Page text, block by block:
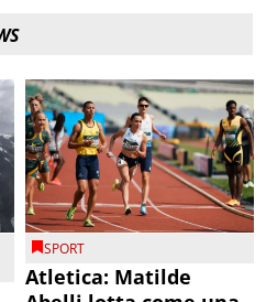
SPORT
Atletica: Matilde